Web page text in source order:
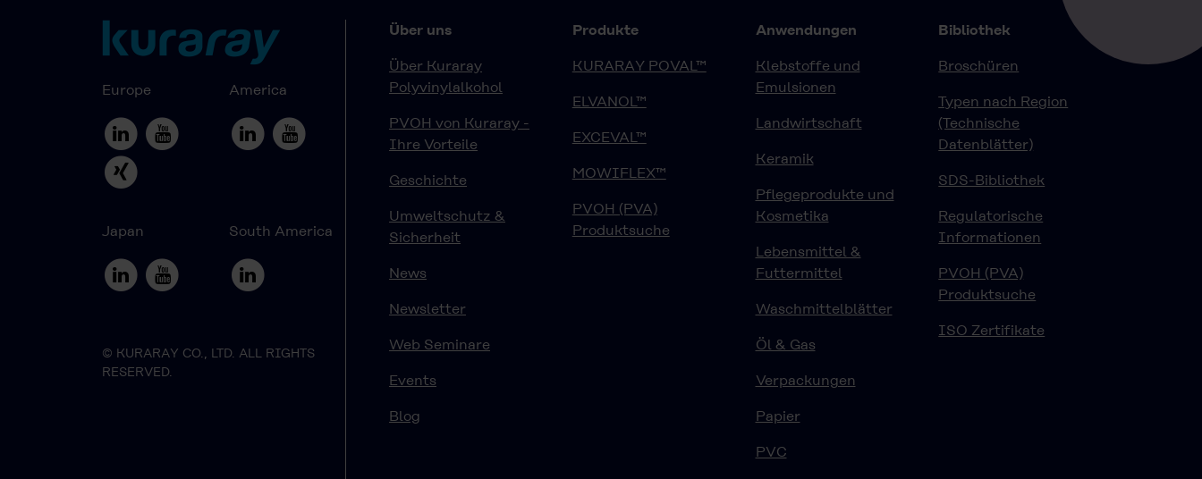
Europe America
Japan South America
© KURARAY CO., LTD. ALL RIGHTS
RESERVED.
Über uns
Über Kuraray
Polyvinylalkohol
PVOH von Kuraray -
Ihre Vorteile
Geschichte
Umweltschutz &
Sicherheit
News
Newsletter
Web Seminare
Events
Blog
Produkte
KURARAY POVAL™
ELVANOL™
EXCEVAL™
MOWIFLEX™
PVOH (PVA)
Produktsuche
Anwendungen
Klebstoffe und
Emulsionen
Landwirtschaft
Keramik
Pflegeprodukte und
Kosmetika
Lebensmittel &
Futtermittel
Waschmittelblätter
Öl & Gas
Verpackungen
Papier
PVC
Bibliothek
Broschüren
Typen nach Region
(Technische
Datenblätter)
SDS-Bibliothek
Regulatorische
Informationen
PVOH (PVA)
Produktsuche
ISO Zertifikate